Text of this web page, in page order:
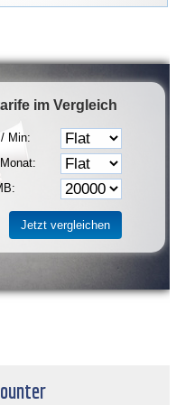
im Vergleich
Min: